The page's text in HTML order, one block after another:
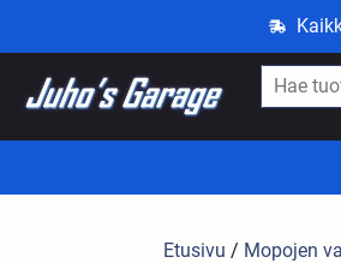
Etusivu / Mopojen